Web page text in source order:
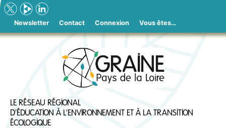
Skip
to
Newsletter Contact Connexion Vous êtes…
LE RÉSEAU RÉGIONAL
D'ÉDUCATION À L'ENVIRONNEMENT ET À LA TRANSITION
ÉCOLOGIQUE